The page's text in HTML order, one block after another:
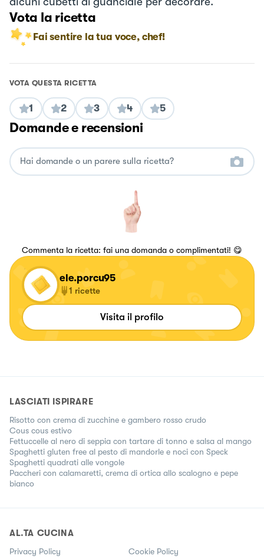
Vota la ricetta
Fai sentire la tua voce, chef!
VOTA QUESTA RICETTA
1 2 3 4 5
Domande e recensioni
Commenta la ricetta: fai una domanda o complimentati! 😋
ele.porcu95
1 ricette
Visita il profilo
LASCIATI ISPIRARE
Risotto con crema di zucchine e gambero rosso crudo
Cous cous estivo
Fettuccelle al nero di seppia con tartare di tonno e salsa al mango
Spaghetti gluten free al pesto di mandorle e noci con Speck
Spaghetti quadrati alle vongole
Paccheri con calamaretti, crema di ortica allo scalogno e pepe
bianco
AL.TA CUCINA
Privacy Policy
Cookie Policy